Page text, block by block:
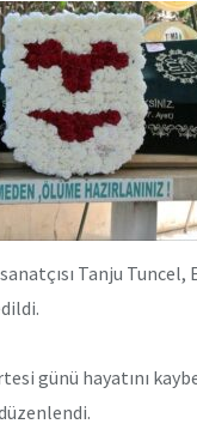
Tanju
günü hayatını